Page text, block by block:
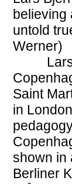
believing
untold
Werner)
Saint
in
shown in
Berliner